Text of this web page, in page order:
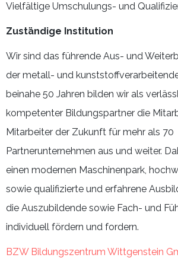
Vielfältige Umschulungs- und
Zuständige Institution
Wir sind das führende Aus- und
der metall- und
beinahe 50 Jahren bilden wir als
kompetenter Bildungspartner die
Mitarbeiter der Zukunft für mehr als 70
Partnerunternehmen aus und weiter.
einen modernen Maschinenpark,
sowie qualifizierte und erfahrene
die Auszubildende sowie Fach- und
individuell fördern und fordern.
BZW Bildungszentrum Wittgenstein